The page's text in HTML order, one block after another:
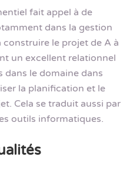
fait appel à de
dans la gestion
construire le projet de A à
un excellent relationnel
dans le domaine dans
la planification et le
Cela se traduit aussi par
outils informatiques.